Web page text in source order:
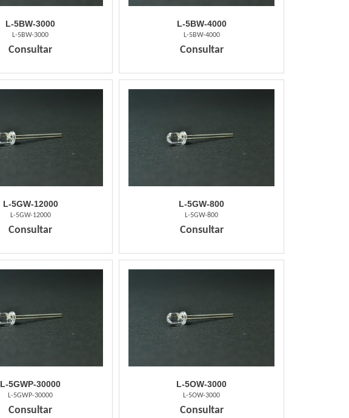
L-5BW-3000
L-5BW-3000
Consultar
L-5BW-4000
L-5BW-4000
Consultar
L-5GW-12000
L-5GW-12000
Consultar
L-5GW-800
L-5GW-800
Consultar
L-5GWP-30000
L-5GWP-30000
Consultar
L-5OW-3000
L-5OW-3000
Consultar